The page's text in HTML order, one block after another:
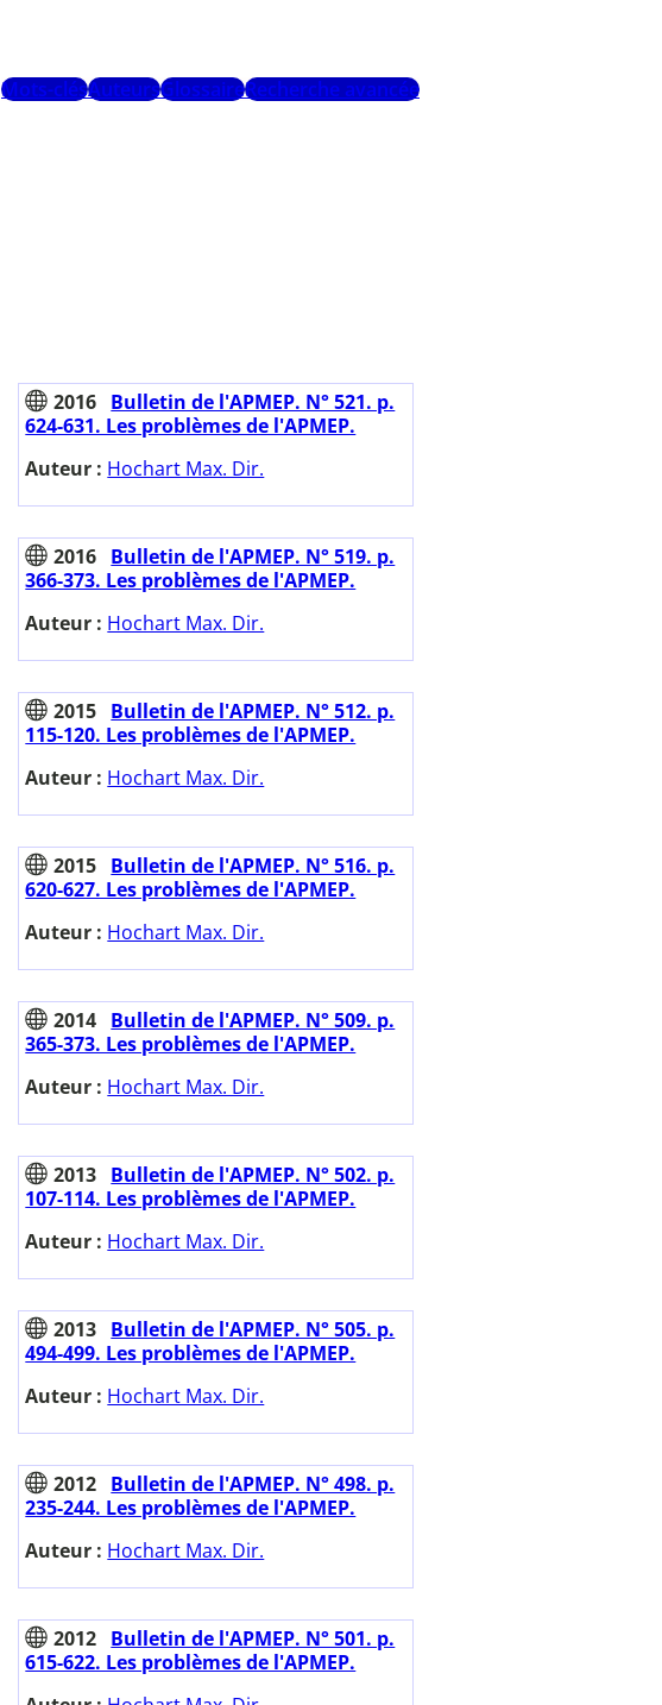
Mots-clésAuteursGlossaireRecherche avancée
2016 Bulletin de l'APMEP. N° 521. p.
624-631. Les problèmes de l'APMEP.
Auteur : Hochart Max. Dir.
2016 Bulletin de l'APMEP. N° 519. p.
366-373. Les problèmes de l'APMEP.
Auteur : Hochart Max. Dir.
2015 Bulletin de l'APMEP. N° 512. p.
115-120. Les problèmes de l'APMEP.
Auteur : Hochart Max. Dir.
2015 Bulletin de l'APMEP. N° 516. p.
620-627. Les problèmes de l'APMEP.
Auteur : Hochart Max. Dir.
2014 Bulletin de l'APMEP. N° 509. p.
365-373. Les problèmes de l'APMEP.
Auteur : Hochart Max. Dir.
2013 Bulletin de l'APMEP. N° 502. p.
107-114. Les problèmes de l'APMEP.
Auteur : Hochart Max. Dir.
2013 Bulletin de l'APMEP. N° 505. p.
494-499. Les problèmes de l'APMEP.
Auteur : Hochart Max. Dir.
2012 Bulletin de l'APMEP. N° 498. p.
235-244. Les problèmes de l'APMEP.
Auteur : Hochart Max. Dir.
2012 Bulletin de l'APMEP. N° 501. p.
615-622. Les problèmes de l'APMEP.